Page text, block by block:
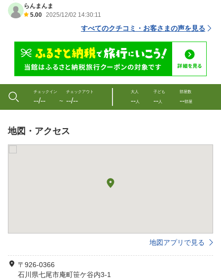
らんまんま
5.00 2025/12/02 14:30:11
すべてのクチコミ・お客さまの声を見る
チェックイン
--/-- 〜
チェックアウト
--/--
大人
--人
子ども
--人
部屋数
--部屋
地図・アクセス
地図アプリで見る
〒926-0366
石川県七尾市庵町笹ケ谷内3-1